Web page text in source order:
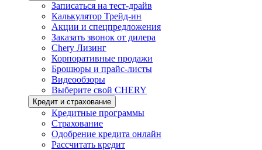
Записаться на тест-драйв
Калькулятор Трейд-ин
Акции и спецпредложения
Заказать звонок от дилера
Chery Лизинг
Корпоративные продажи
Брошюры и прайс-листы
Видеообзоры
Выберите свой CHERY
Кредит и страхование
Кредитные программы
Страхование
Одобрение кредита онлайн
Рассчитать кредит